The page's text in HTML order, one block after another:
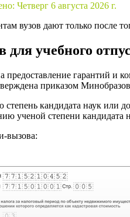
Четверг 6 августа 2026 г.
вузов дают только после
для учебного
предоставление гарантий и
приказом
кандидата наук или
ученой степени кандидата
вызова: